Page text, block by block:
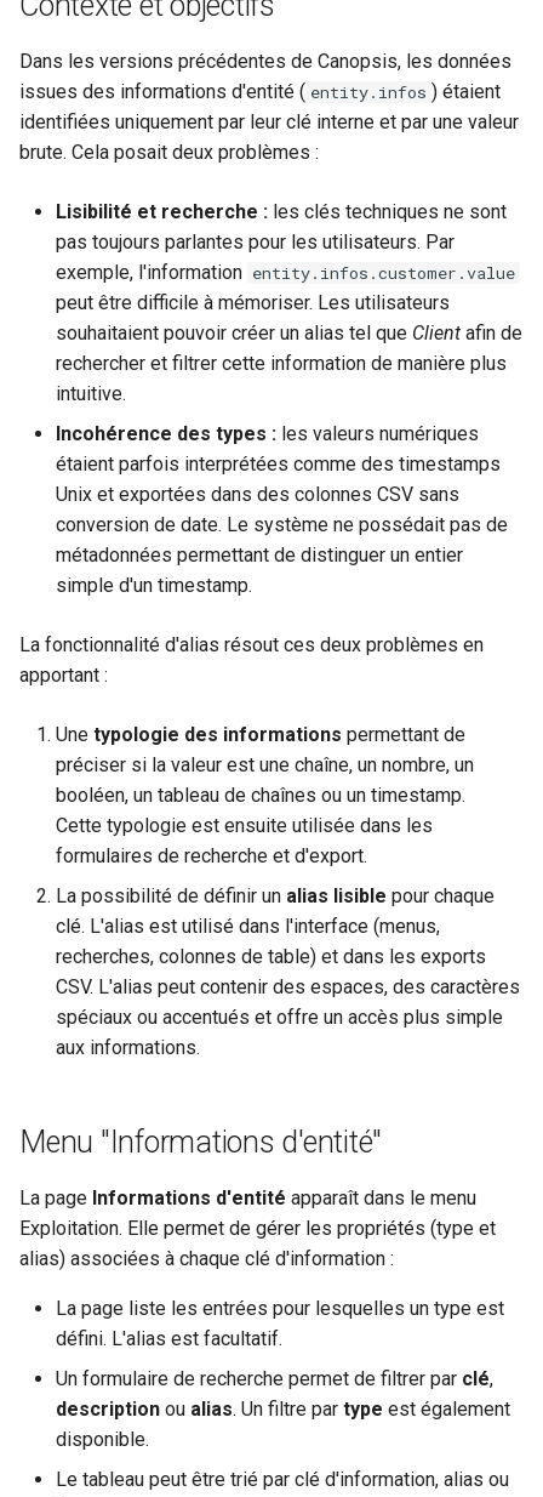
m
a
r
r
h
avancées (LDAP, CAS,
SAML2, OAUTH2, OPENID)
Modification du fichier de
canopsis.toml
Reconnexion automatique
des services et des
Scripts externes
Canopsis
Action base de donnees
Configuration composants
Installation
ses composants
Prérequis des versions
Linkbuilder
Matrice des flux reseau
Remediation
Smart feeder
Webserver
Rabbitmq webui
Supervision
Troubleshooting
evenement
Engine-remediation
Engine-webhook
Swagger community
Swagger pro
Groupement d'alarmes par
corrélation
Notifications vers un outil
tiers
Période de confirmation pour
les nouvelles alarmes
Personnalisation des
affichages via des templates
handlebars
Utiliser la réponse d'un
webhook dans le webhook
suivant
Themes
Vues
Widgets
Graphiques
Junit
Meteo des services
Stats
Texte
suggestions
Noms des colonnes
Définition et gestion des
types
Résumé des bonnes
pratiques
tickets
Règles d'inactivité
Règles Méta Alarmes (pro)
Règles SNMP (pro)
Scenarios
Connecteur Nokia NSP
nokiansp2canopsis
Connecteur prometheus
SNMP trap vers Canopsis
Shinken
Canopsis (connector-
zabbix2canopsis)
Dans les versions précédentes de Canopsis, les données
issues des informations d'entité ( entity.infos ) étaient
identifiées uniquement par leur clé interne et par une valeur
brute. Cela posait deux problèmes :
Lisibilité et recherche : les clés techniques ne sont
pas toujours parlantes pour les utilisateurs. Par
exemple, l'information entity.infos.customer.value
peut être difficile à mémoriser. Les utilisateurs
souhaitaient pouvoir créer un alias tel que Client afin de
rechercher et filtrer cette information de manière plus
intuitive.
Incohérence des types : les valeurs numériques
étaient parfois interprétées comme des timestamps
Unix et exportées dans des colonnes CSV sans
conversion de date. Le système ne possédait pas de
métadonnées permettant de distinguer un entier
simple d'un timestamp.
La fonctionnalité d'alias résout ces deux problèmes en
apportant :
Une typologie des informations permettant de
préciser si la valeur est une chaîne, un nombre, un
booléen, un tableau de chaînes ou un timestamp.
Cette typologie est ensuite utilisée dans les
formulaires de recherche et d'export.
La possibilité de définir un alias lisible pour chaque
clé. L'alias est utilisé dans l'interface (menus,
recherches, colonnes de table) et dans les exports
CSV. L'alias peut contenir des espaces, des caractères
spéciaux ou accentués et offre un accès plus simple
aux informations.
Menu "Informations d'entité"
La page Informations d'entité apparaît dans le menu
Exploitation. Elle permet de gérer les propriétés (type et
alias) associées à chaque clé d'information :
La page liste les entrées pour lesquelles un type est
défini. L'alias est facultatif.
Un formulaire de recherche permet de filtrer par clé,
description ou alias. Un filtre par type est également
disponible.
Le tableau peut être trié par clé d'information, alias ou